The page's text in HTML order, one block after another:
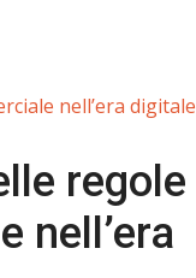
nell’era digitale
regole
nell’era